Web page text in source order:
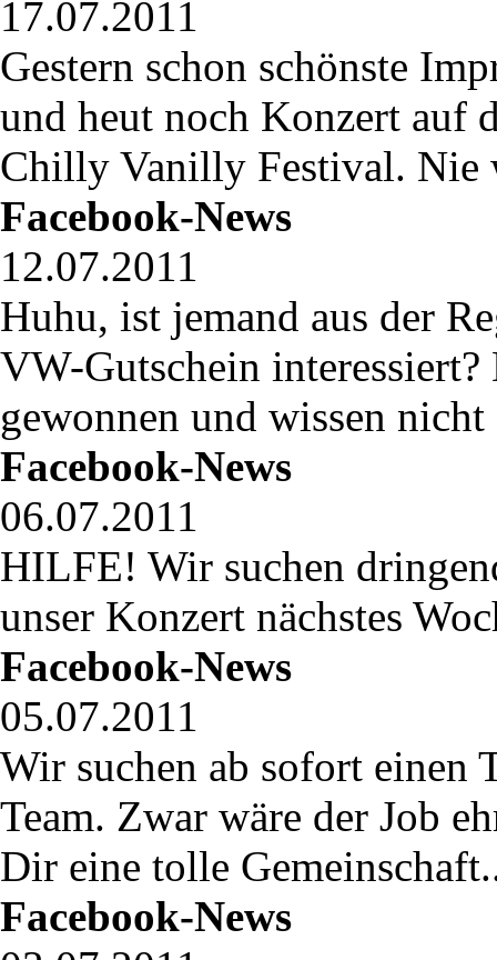
17.07.2011
Gestern schon schönste
und heut noch Konzert auf
Chilly Vanilly Festival. Nie
Facebook-News
12.07.2011
Huhu, ist jemand aus der
VW-Gutschein
gewonnen und wissen
Facebook-News
06.07.2011
HILFE! Wir suchen
unser Konzert nächstes
Facebook-News
05.07.2011
Wir suchen ab sofort einen
Team. Zwar wäre der Job
Dir eine tolle
Facebook-News